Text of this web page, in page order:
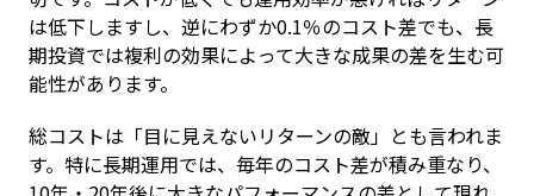
は低下しますし、逆にわずか0.1％のコスト差でも、長
期投資では複利の効果によって大きな成果の差を生む可
能性があります。
総コストは「目に見えないリターンの敵」とも言われま
す。特に長期運用では、毎年のコスト差が積み重なり、